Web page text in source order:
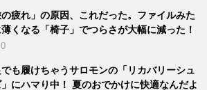
の疲れ」の原因、これだった。ファイルみた
くなる「椅子」でつらさが大幅に減った！
も履けちゃうサロモンの「リカバリーシュ
にハマり中！ 夏のおでかけに快適なんだよ